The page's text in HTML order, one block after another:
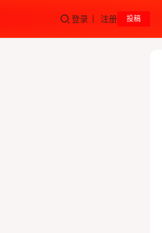
登录 注册 投稿